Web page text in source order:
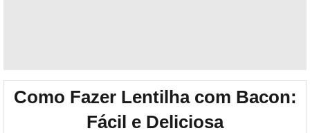
Como Fazer Lentilha com Bacon:
Fácil e Deliciosa